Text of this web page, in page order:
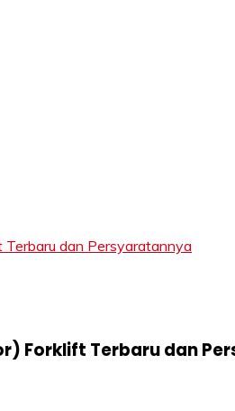
Terbaru dan Persyaratannya
Forklift Terbaru dan